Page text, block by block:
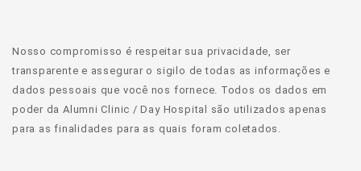
Nosso compromisso é respeitar sua privacidade, ser
transparente e assegurar o sigilo de todas as informações e
dados pessoais que você nos fornece. Todos os dados em
poder da Alumni Clinic / Day Hospital são utilizados apenas
para as finalidades para as quais foram coletados.